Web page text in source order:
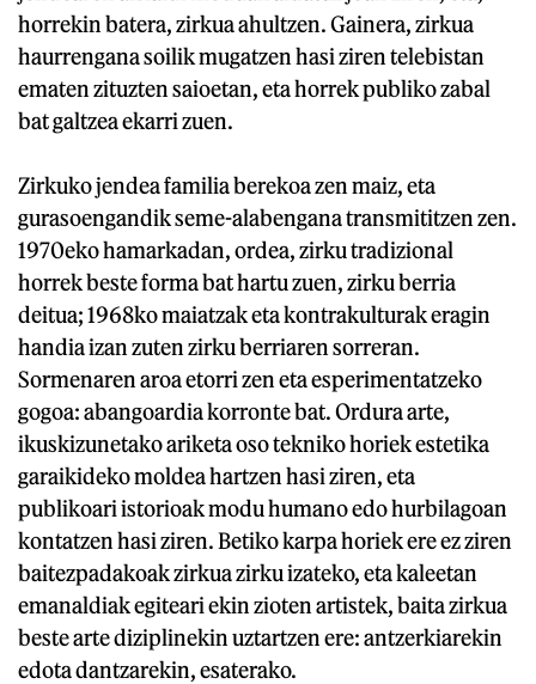
horrekin batera, zirkua ahultzen. Gainera, zirkua
haurrengana soilik mugatzen hasi ziren telebistan
ematen zituzten saioetan, eta horrek publiko zabal
bat galtzea ekarri zuen.
Zirkuko jendea familia berekoa zen maiz, eta
gurasoengandik seme-alabengana transmititzen zen.
1970eko hamarkadan, ordea, zirku tradizional
horrek beste forma bat hartu zuen, zirku berria
deitua; 1968ko maiatzak eta kontrakulturak eragin
handia izan zuten zirku berriaren sorreran.
Sormenaren aroa etorri zen eta esperimentatzeko
gogoa: abangoardia korronte bat. Ordura arte,
ikuskizunetako ariketa oso tekniko horiek estetika
garaikideko moldea hartzen hasi ziren, eta
publikoari istorioak modu humano edo hurbilagoan
kontatzen hasi ziren. Betiko karpa horiek ere ez ziren
baitezpadakoak zirkua zirku izateko, eta kaleetan
emanaldiak egiteari ekin zioten artistek, baita zirkua
beste arte diziplinekin uztartzen ere: antzerkiarekin
edota dantzarekin, esaterako.